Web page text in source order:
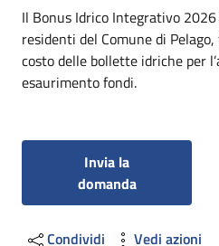
Dettagli
Il Bonus Idrico Integrativo
residenti del Comune di
costo delle bollette idriche per
esaurimento fondi.
Invia la
domanda
Condividi Vedi azioni